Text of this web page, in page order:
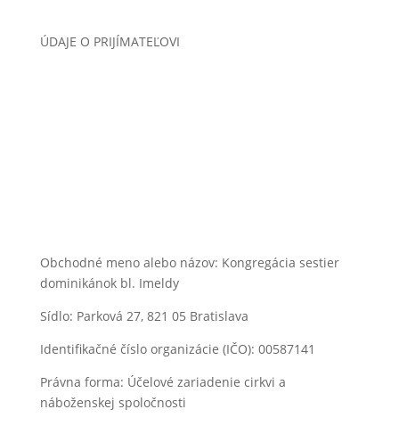
ÚDAJE O PRIJÍMATEĽOVI
Obchodné meno alebo názov: Kongregácia sestier
dominikánok bl. Imeldy
Sídlo: Parková 27, 821 05 Bratislava
Identifikačné číslo organizácie (IČO): 00587141
Právna forma: Účelové zariadenie cirkvi a
náboženskej spoločnosti